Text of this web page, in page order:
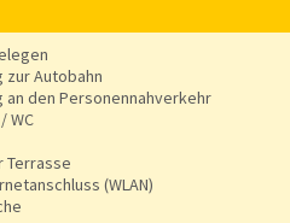
zur Autobahn
an den Personennahverkehr
WC
Terrasse
(WLAN)